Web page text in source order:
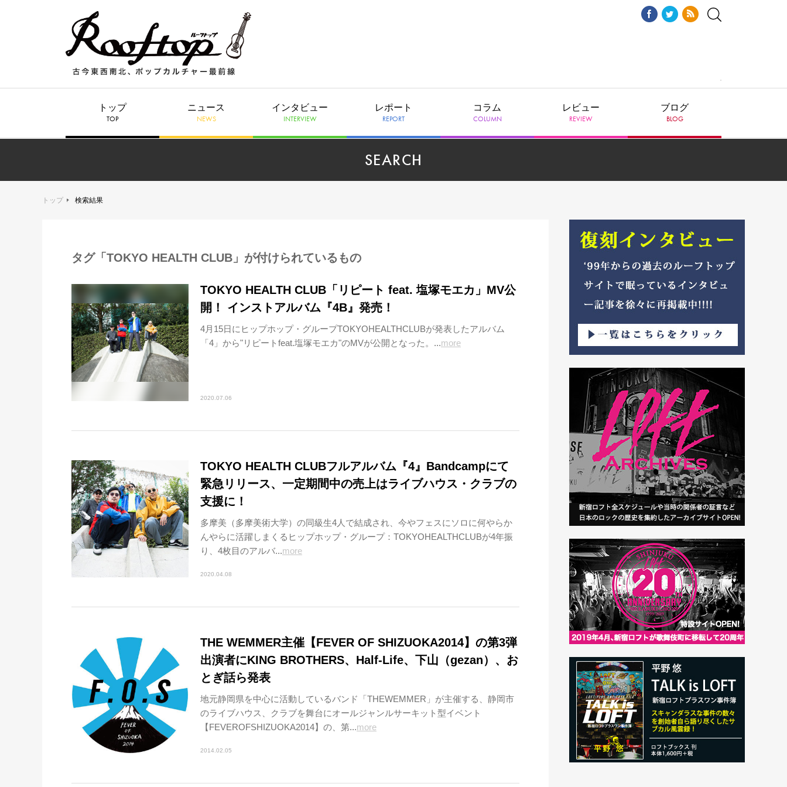
トップ
TOP
ニュース
NEWS
インタビュー
INTERVIEW
レポート
REPORT
コラム
COLUMN
レビュー
REVIEW
ブログ
BLOG
SEARCH
トップ 検索結果
タグ「TOKYO HEALTH CLUB」が付けられているもの
TOKYO HEALTH CLUB「リピート feat. 塩塚モエカ」MV公
開！ インストアルバム『4B』発売！
4月15日にヒップホップ・グループTOKYOHEALTHCLUBが発表したアルバム
「4」から"リピートfeat.塩塚モエカ"のMVが公開となった。...more
2020.07.06
TOKYO HEALTH CLUBフルアルバム『4』Bandcampにて
緊急リリース、一定期間中の売上はライブハウス・クラブの
支援に！
多摩美（多摩美術大学）の同級生4人で結成され、今やフェスにソロに何やらか
んやらに活躍しまくるヒップホップ・グループ：TOKYOHEALTHCLUBが4年振
り、4枚目のアルバ...more
2020.04.08
THE WEMMER主催【FEVER OF SHIZUOKA2014】の第3弾
出演者にKING BROTHERS、Half-Life、下山（gezan）、お
とぎ話ら発表
地元静岡県を中心に活動しているバンド「THEWEMMER」が主催する、静岡市
のライブハウス、クラブを舞台にオールジャンルサーキット型イベント
【FEVEROFSHIZUOKA2014】の、第...more
2014.02.05